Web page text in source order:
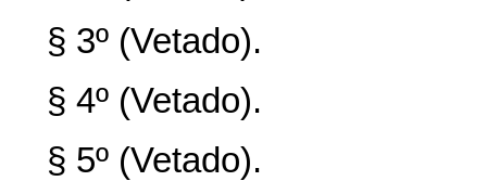
§ 3º (Vetado).
§ 4º (Vetado).
§ 5º (Vetado).